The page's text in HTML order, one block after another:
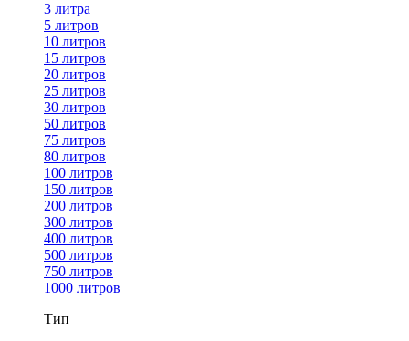
3 литра
5 литров
10 литров
15 литров
20 литров
25 литров
30 литров
50 литров
75 литров
80 литров
100 литров
150 литров
200 литров
300 литров
400 литров
500 литров
750 литров
1000 литров
Тип